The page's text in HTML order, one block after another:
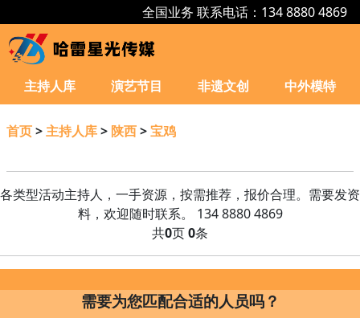
全国业务 联系电话：134 8880 4869
主持人库 演艺节目 非遗文创 中外模特
首页>主持人库> 陕西>宝鸡
各类型活动主持人，一手资源，按需推荐，报价合理。需要发资
料，欢迎随时联系。 134 8880 4869
共0页0条
需要为您匹配合适的人员吗？